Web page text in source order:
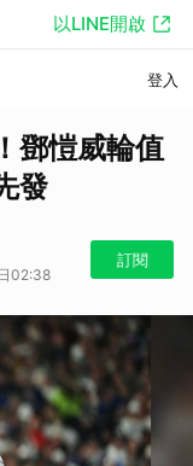
以LINE開啟
登入
鄧愷威輪值
發
02:38
訂閱